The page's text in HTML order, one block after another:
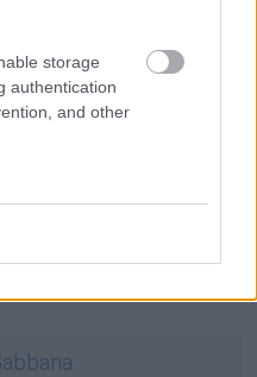
storage
authentication
and other